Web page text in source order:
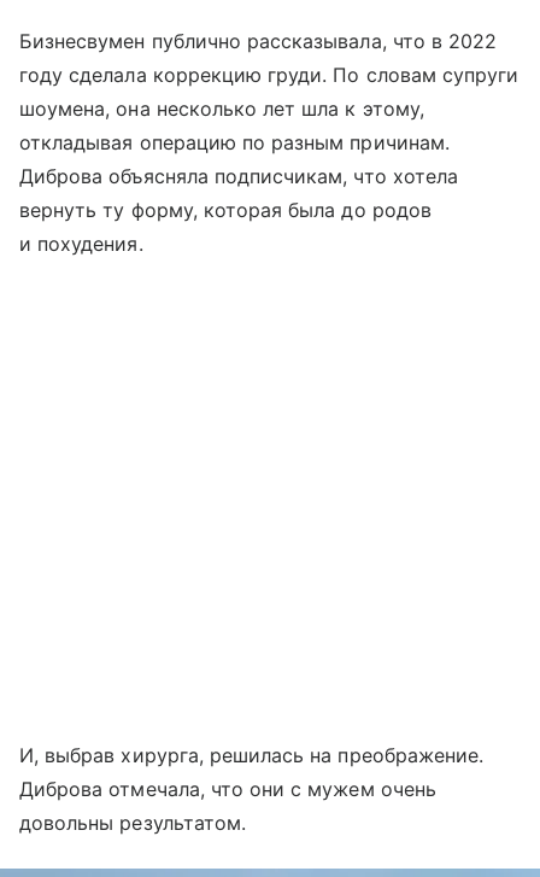
Бизнесвумен публично рассказывала, что в 2022
году сделала коррекцию груди. По словам супруги
шоумена, она несколько лет шла к этому,
откладывая операцию по разным причинам.
Диброва объясняла подписчикам, что хотела
вернуть ту форму, которая была до родов
и похудения.
И, выбрав хирурга, решилась на преображение.
Диброва отмечала, что они с мужем очень
довольны результатом.